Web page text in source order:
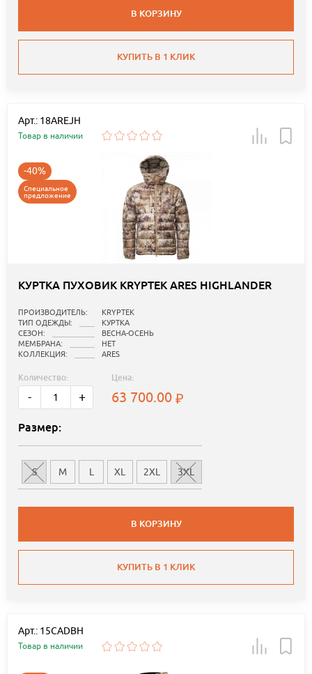
В КОРЗИНУ
КУПИТЬ В 1 КЛИК
Арт.: 18AREJH
Товар в наличии
-40%
Специальное
предложение
КУРТКА ПУХОВИК KRYPTEK ARES HIGHLANDER
ПРОИЗВОДИТЕЛЬ:
KRYPTEK
ТИП ОДЕЖДЫ:
КУРТКА
СЕЗОН:
ВЕСНА-ОСЕНЬ
МЕМБРАНА:
НЕТ
КОЛЛЕКЦИЯ:
ARES
Количество:
- +
Цена:
63 700.00
Размер:
S M L XL 2XL 3XL
В КОРЗИНУ
КУПИТЬ В 1 КЛИК
Арт.: 15CADBH
Товар в наличии